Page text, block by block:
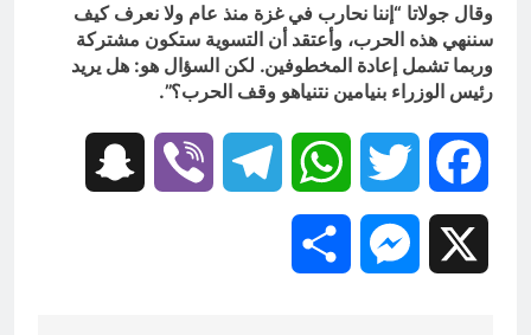
وقال جولاتا “إننا نحارب في غزة منذ عام ولا نعرف كيف
سننهي هذه الحرب، وأعتقد أن التسوية ستكون مشتركة
وربما تشمل إعادة المخطوفين. لكن السؤال هو: هل يريد
رئيس الوزراء بنيامين نتنياهو وقف الحرب؟”.
Facebook
Twitter
WhatsApp
Telegram
Viber
Messenger